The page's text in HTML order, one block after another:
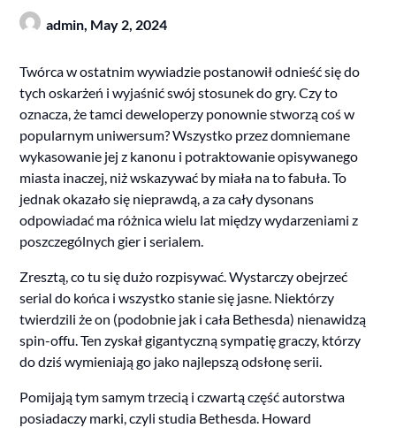
admin, May 2, 2024
Twórca w ostatnim wywiadzie postanowił odnieść się do
tych oskarżeń i wyjaśnić swój stosunek do gry. Czy to
oznacza, że tamci deweloperzy ponownie stworzą coś w
popularnym uniwersum? Wszystko przez domniemane
wykasowanie jej z kanonu i potraktowanie opisywanego
miasta inaczej, niż wskazywać by miała na to fabuła. To
jednak okazało się nieprawdą, a za cały dysonans
odpowiadać ma różnica wielu lat między wydarzeniami z
poszczególnych gier i serialem.
Zresztą, co tu się dużo rozpisywać. Wystarczy obejrzeć
serial do końca i wszystko stanie się jasne. Niektórzy
twierdzili że on (podobnie jak i cała Bethesda) nienawidzą
spin-offu. Ten zyskał gigantyczną sympatię graczy, którzy
do dziś wymieniają go jako najlepszą odsłonę serii.
Pomijają tym samym trzecią i czwartą część autorstwa
posiadaczy marki, czyli studia Bethesda. Howard